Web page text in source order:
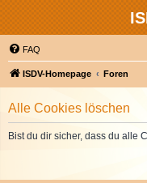
FAQ
ISDV-Homepage Foren
Alle Cookies löschen
Bist du dir sicher, dass du alle